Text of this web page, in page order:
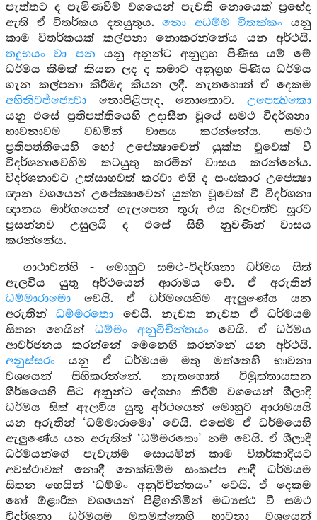
පැත්තට ද පැමිණවීම් වශයෙන් පැවති නොයෙක් ප්‍රභේද
ඇති ඒ විතර්කය දතයුතුය.නො අධම්ම විතක්කං යනු
කාම විතර්කයක් කල්පනා නොකරන්නේය යන අර්ථයි.
තදුභයං වා පන යනු අනුන්ට අනුග්‍රහ පිණිස යම් මේ
ධර්මය කීමක් කියන ලද ද තමාට අනුග්‍රහ පිණිස ධර්මය
ගැන කල්පනා කිරීමද කියන ලදී. නැතහොත් ඒ දෙකම
අභිනිවජ්ජෙත්‍වා නොපිළිපැද, නොකොට.උපෙක්‍ඛකො
යනු එසේ ප්‍රතිපත්තියෙහි උදාසීන වූයේ සමථ විදර්ශනා
භාවනාවම වඩමින් වාසය කරන්නේය. සමථ
ප්‍රතිපත්තියෙහි හෝ උපේක්‍ෂාවෙන් යුක්ත වූවෙක් වී
විදර්ශනාවෙහිම කටයුතු කරමින් වාසය කරන්නේය.
විදර්ශනාවට උත්සාහවත් කරවා එහි ද සංස්කාර උපේක්‍ෂා
ඥාන වශයෙන් උපේක්‍ෂාවෙන් යුක්ත වූවෙක් වී විදර්ශනා
ඥානය මාර්ගයෙන් ගැලපෙන තුරු එය බලවත්ව සූරව
ප්‍රසන්නව උසුලයි ද එසේ සිහි නුවණින් වාසය
කරන්නේය.
ගාථාවන්හි - මොහුට සමථ-විදර්ශනා ධර්මය සිත්
ඇලවිය යුතු අර්ථයෙන් ආරාමය වේ. ඒ අරුතින්
ධම්මාරාමො වෙයි. ඒ ධර්මයෙහිම ඇලුණේය යන
අරුතින්ධම්මරතො වෙයි. නැවත නැවත ඒ ධර්මයම
සිතන හෙයින් ධම්මං අනුවිචින්තයං වෙයි. ඒ ධර්මය
ආවර්ජනය කරන්නේ මෙනෙහි කරන්නේ යන අර්ථයි.
අනුස්සරං යනු ඒ ධර්මයම මතු මත්තෙහි භාවනා
වශයෙන් සිහිකරන්නේ. නැතහොත් විමුත්තායතන
ශීර්ෂයෙහි සිට අනුන්ට දේශනා කිරීම් වශයෙන් ශීලාදි
ධර්මය සිත් ඇලවිය යුතු අර්ථයෙන් මොහුට ආරාමයයි
යන අරුතින් ‘ධම්මාරාමො’ වෙයි. එසේම ඒ ධර්මයෙහි
ඇලුණේය යන අරුතින් ‘ධම්මරතො’ නම් වෙයි. ඒ ශීලාදී
ධර්මයන්ගේ පැවැත්ම සොයමින් කාම විතර්කාදියට
අවස්ථාවක් නොදී නෙක්ඛම්ම සංකප්ප ආදී ධර්මයම
සිතන හෙයින් ‘ධම්මං අනුවිචින්තයං’ වෙයි. ඒ දෙකම
හෝ ඕළාරික වශයෙන් පිළිගනිමින් මධ්‍යස්ථ වී සමථ
විදර්ශනා ධර්මයම මතුමත්තෙහි භාවනා වශයෙන්